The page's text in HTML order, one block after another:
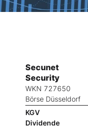
Secunet
Security
WKN 727650
Börse Düsseldorf
KGV
Dividende